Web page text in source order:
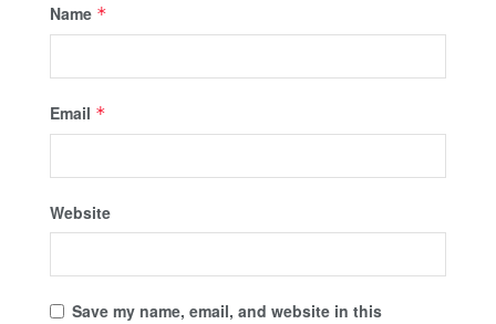
Name *
Email *
Website
Save my name, email, and website in this